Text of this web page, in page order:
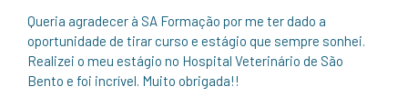
Queria agradecer à SA Formação por me ter dado a
oportunidade de tirar curso e estágio que sempre sonhei.
Realizei o meu estágio no Hospital Veterinário de São
Bento e foi incrível. Muito obrigada!!